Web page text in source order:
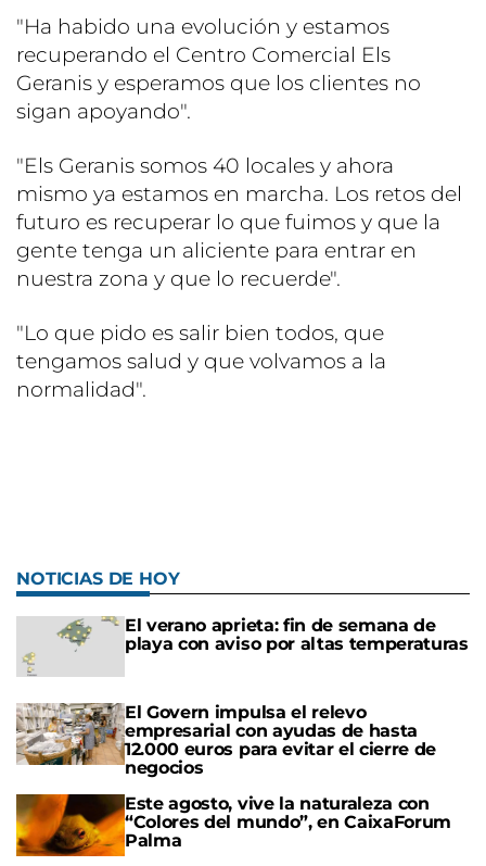
"Ha habido una evolución y estamos
recuperando el Centro Comercial Els
Geranis y esperamos que los clientes no
sigan apoyando".
"Els Geranis somos 40 locales y ahora
mismo ya estamos en marcha. Los retos del
futuro es recuperar lo que fuimos y que la
gente tenga un aliciente para entrar en
nuestra zona y que lo recuerde".
"Lo que pido es salir bien todos, que
tengamos salud y que volvamos a la
normalidad".
NOTICIAS DE HOY
El verano aprieta: fin de semana de
playa con aviso por altas temperaturas
El Govern impulsa el relevo
empresarial con ayudas de hasta
12.000 euros para evitar el cierre de
negocios
Este agosto, vive la naturaleza con
“Colores del mundo”, en CaixaForum
Palma